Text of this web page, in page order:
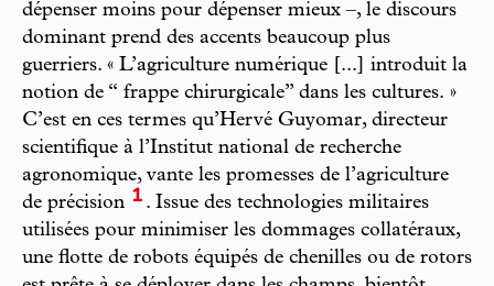
dépenser moins pour dépenser mieux –, le discours
dominant prend des accents beaucoup plus
guerriers. « L’agriculture numérique [...] introduit la
notion de “ frappe chirurgicale” dans les cultures. »
C’est en ces termes qu’Hervé Guyomar, directeur
scientifique à l’Institut national de recherche
agronomique, vante les promesses de l’agriculture
de précision 1 . Issue des technologies militaires
utilisées pour minimiser les dommages collatéraux,
une flotte de robots équipés de chenilles ou de rotors